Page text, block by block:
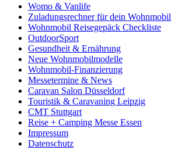
Womo & Vanlife
Zuladungsrechner für dein Wohnmobil
Wohnmobil Reisegepäck Checkliste
OutdoorSport
Gesundheit & Ernährung
Neue Wohnmobilmodelle
Wohnmobil-Finanzierung
Messetermine & News
Caravan Salon Düsseldorf
Touristik & Caravaning Leipzig
CMT Stuttgart
Reise + Camping Messe Essen
Impressum
Datenschutz